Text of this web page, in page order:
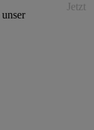
Jetzt